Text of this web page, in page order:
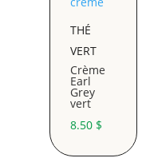
THÉ
VERT
Crème
Earl
Grey
vert
8.50 $